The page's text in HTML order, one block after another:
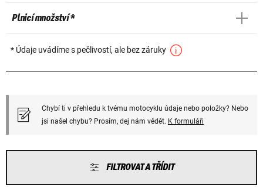
Plnicí množství *
* Údaje uvádíme s pečlivostí, ale bez záruky
Chybí ti v přehledu k tvému motocyklu údaje nebo položky? Nebo
jsi našel chybu? Prosím, dej nám vědět. K formuláři
FILTROVAT A TŘÍDIT